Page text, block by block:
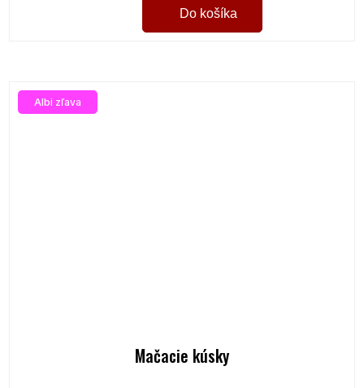
Do košíka
Albi zľava
Mačacie kúsky